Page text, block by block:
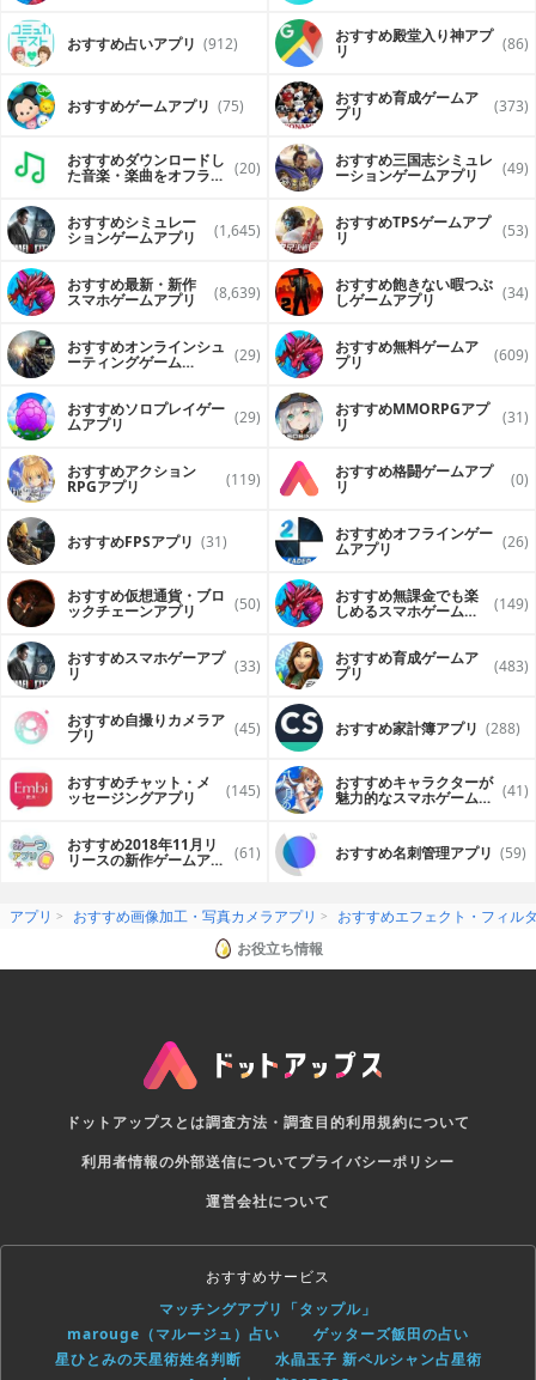
おすすめ占いアプリ (912) おすすめ殿堂入り神アプ
リ (86)
おすすめゲームアプリ (75) おすすめ育成ゲームア
プリ (373)
おすすめダウンロードし
た音楽・楽曲をオフライ (20) おすすめ三国志シミュレ
ーションゲームアプリ (49)
おすすめシミュレー
ションゲームアプリ (1,645) おすすめTPSゲームアプ
リ (53)
おすすめ最新・新作
スマホゲームアプリ (8,639) おすすめ飽きない暇つぶ
しゲームアプリ (34)
おすすめオンラインシュ
ーティングゲーム (29) おすすめ無料ゲームア
プリ (609)
おすすめソロプレイゲー
ムアプリ (29) おすすめ MMORPGアプ
リ (31)
おすすめアクション
RPGアプリ (119) おすすめ格闘ゲームアプ
リ (0)
おすすめFPSアプリ (31) おすすめオフラインゲー
ムアプリ (26)
おすすめ仮想通貨・ブロ
ックチェーンアプリ (50) おすすめ無課金でも楽
しめるスマホゲームア (149)
おすすめスマホゲーアプ
リ (33) おすすめ育成ゲームア
プリ (483)
おすすめ自撮りカメラア
プリ (45) おすすめ家計簿アプリ (288)
おすすめチャット・メ
ッセージングアプリ (145) おすすめキャラクターが
魅力的なスマホゲームア (41)
おすすめ2018年11月リ
リースの新作ゲームアプ (61) おすすめ名刺管理アプリ (59)
アプリ おすすめ画像加工・写真カメラアプリ
おすすめエフェクト・フィル
お役立ち情報
ドットアップスとは調査方法・調査目的利用規約について
利用者情報の外部送信についてプライバシーポリシー
運営会社について
おすすめサービス
マッチングアプリ「タップル」
marouge（マルージュ）占い
ゲッターズ飯田の占い
星ひとみの天星術姓名判断
水晶玉子 新ペルシャン占星術